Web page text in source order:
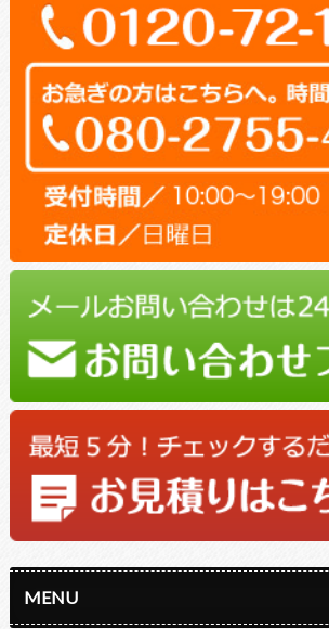
MENU